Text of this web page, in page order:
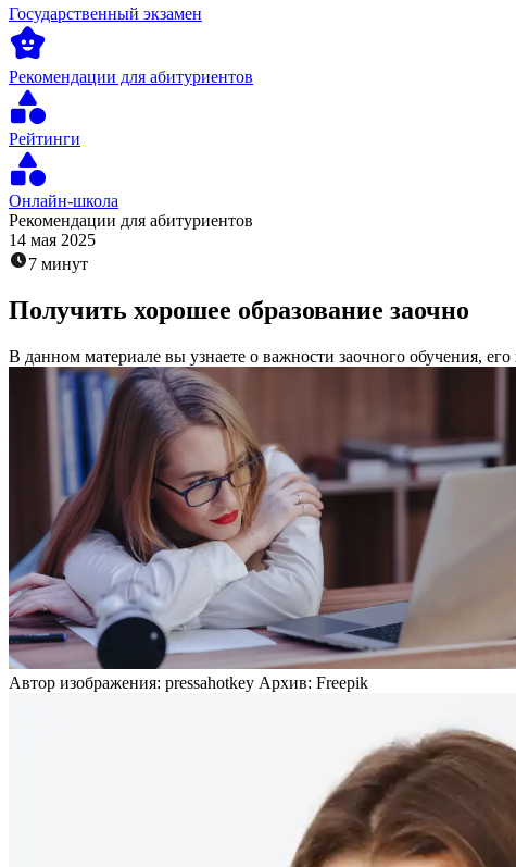
Государственный экзамен
Рекомендации для абитуриентов
Рейтинги
Онлайн-школа
Рекомендации для абитуриентов
14 мая 2025
7 минут
Получить хорошее образование заочно
В данном материале вы узнаете о важности заочного обучения,
Автор изображения: pressahotkey Архив: Freepik